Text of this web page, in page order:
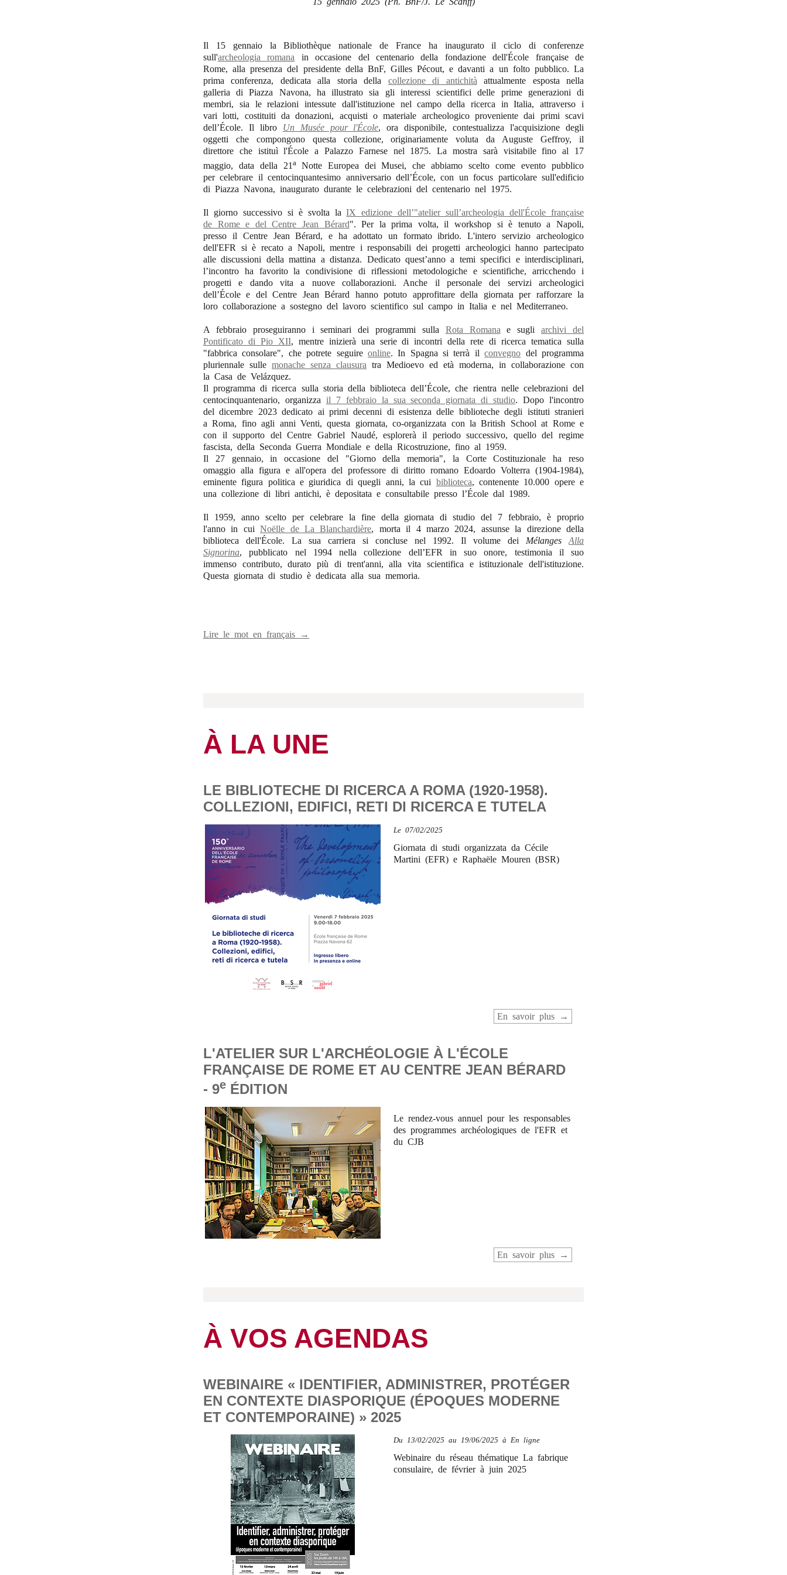
Il 15 gennaio la Bibliothèque nationale de France ha inaugurato il ciclo di conferenze
sull'archeologia romana in occasione del centenario della fondazione dell'École française de
Rome, alla presenza del presidente della BnF, Gilles Pécout, e davanti a un folto pubblico. La
prima conferenza, dedicata alla storia della collezione di antichità attualmente esposta nella
galleria di Piazza Navona, ha illustrato sia gli interessi scientifici delle prime generazioni di
membri, sia le relazioni intessute dall'istituzione nel campo della ricerca in Italia, attraverso i
vari lotti, costituiti da donazioni, acquisti o materiale archeologico proveniente dai primi scavi
dell’École. Il libro Un Musée pour l'École, ora disponibile, contestualizza l'acquisizione degli
oggetti che compongono questa collezione, originariamente voluta da Auguste Geffroy, il
direttore che istituì l'École a Palazzo Farnese nel 1875. La mostra sarà visitabile fino al 17
maggio, data della 21 a Notte Europea dei Musei, che abbiamo scelto come evento pubblico
per celebrare il centocinquantesimo anniversario dell’École, con un focus particolare sull'edificio
di Piazza Navona, inaugurato durante le celebrazioni del centenario nel 1975.
Il giorno successivo si è svolta laIX edizione dell’"atelier sull’archeologia dell'École française
de Rome e del Centre Jean Bérard". Per la prima volta, il workshop si è tenuto a Napoli,
presso il Centre Jean Bérard, e ha adottato un formato ibrido. L'intero servizio archeologico
dell'EFR si è recato a Napoli, mentre i responsabili dei progetti archeologici hanno partecipato
alle discussioni della mattina a distanza. Dedicato quest’anno a temi specifici e interdisciplinari,
l’incontro ha favorito la condivisione di riflessioni metodologiche e scientifiche, arricchendo i
progetti e dando vita a nuove collaborazioni. Anche il personale dei servizi archeologici
dell’École e del Centre Jean Bérard hanno potuto approfittare della giornata per rafforzare la
loro collaborazione a sostegno del lavoro scientifico sul campo in Italia e nel Mediterraneo.
A febbraio proseguiranno i seminari dei programmi sulla Rota Romana e sugliarchivi del
Pontificato di Pio XII, mentre inizierà una serie di incontri della rete di ricerca tematica sulla
"fabbrica consolare", che potrete seguire online. In Spagna si terrà ilconvegno del programma
pluriennale sulle monache senza clausura tra Medioevo ed età moderna, in collaborazione con
la Casa de Velázquez.
Il programma di ricerca sulla storia della biblioteca dell’École, che rientra nelle celebrazioni del
centocinquantenario, organizza il 7 febbraio la sua seconda giornata di studio. Dopo l'incontro
del dicembre 2023 dedicato ai primi decenni di esistenza delle biblioteche degli istituti stranieri
a Roma, fino agli anni Venti, questa giornata, co-organizzata con la British School at Rome e
con il supporto del Centre Gabriel Naudé, esplorerà il periodo successivo, quello del regime
fascista, della Seconda Guerra Mondiale e della Ricostruzione, fino al 1959.
Il 27 gennaio, in occasione del "Giorno della memoria", la Corte Costituzionale ha reso
omaggio alla figura e all'opera del professore di diritto romano Edoardo Volterra (1904-1984),
eminente figura politica e giuridica di quegli anni, la cui biblioteca, contenente 10.000 opere e
una collezione di libri antichi, è depositata e consultabile presso l’École dal 1989.
Il 1959, anno scelto per celebrare la fine della giornata di studio del 7 febbraio, è proprio
l'anno in cuiNoëlle de La Blanchardière, morta il 4 marzo 2024, assunse la direzione della
biblioteca dell'École. La sua carriera si concluse nel 1992. Il volume dei Mélanges
Alla
Signorina, pubblicato nel 1994 nella collezione dell’EFR in suo onore, testimonia il suo
immenso contributo, durato più di trent'anni, alla vita scientifica e istituzionale dell'istituzione.
Questa giornata di studio è dedicata alla sua memoria.
Lire le mot en français →
À LA UNE
LE BIBLIOTECHE DI RICERCA A ROMA (1920-1958).
COLLEZIONI, EDIFICI, RETI DI RICERCA E TUTELA
Le 07/02/2025
Giornata di studi organizzata da Cécile
Martini (EFR) e Raphaële Mouren (BSR)
En savoir plus
L'ATELIER SUR L'ARCHÉOLOGIE À L'ÉCOLE
FRANÇAISE DE ROME ET AU CENTRE JEAN BÉRARD
- 9e ÉDITION
Le rendez-vous annuel pour les responsables
des programmes archéologiques de l'EFR et
du CJB
En savoir plus
À VOS AGENDAS
WEBINAIRE « IDENTIFIER, ADMINISTRER, PROTÉGER
EN CONTEXTE DIASPORIQUE (ÉPOQUES MODERNE
ET CONTEMPORAINE) » 2025
Du 13/02/2025 au 19/06/2025 à En ligne
Webinaire du réseau thématique La fabrique
consulaire, de février à juin 2025